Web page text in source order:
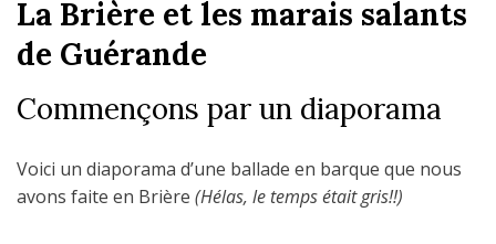
BRETAGNE SUD
La Brière et les marais salants
de Guérande
Commençons par un diaporama
Voici un diaporama d’une ballade en barque que nous
avons faite en Brière (Hélas, le temps était gris!!)